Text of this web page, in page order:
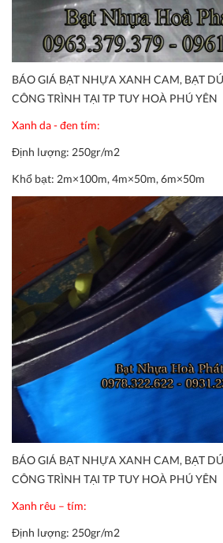
BÁO GIÁ BẠT NHỰA XANH CAM, BẠT
CÔNG TRÌNH TẠI TP TUY HOÀ PHÚ YÊN
Xanh da - đen tím:
Định lượng: 250gr/m2
Khổ bạt: 2m×100m, 4m×50m, 6m×50m
BÁO GIÁ BẠT NHỰA XANH CAM, BẠT
CÔNG TRÌNH TẠI TP TUY HOÀ PHÚ YÊN
Xanh rêu – tím:
Định lượng: 250gr/m2